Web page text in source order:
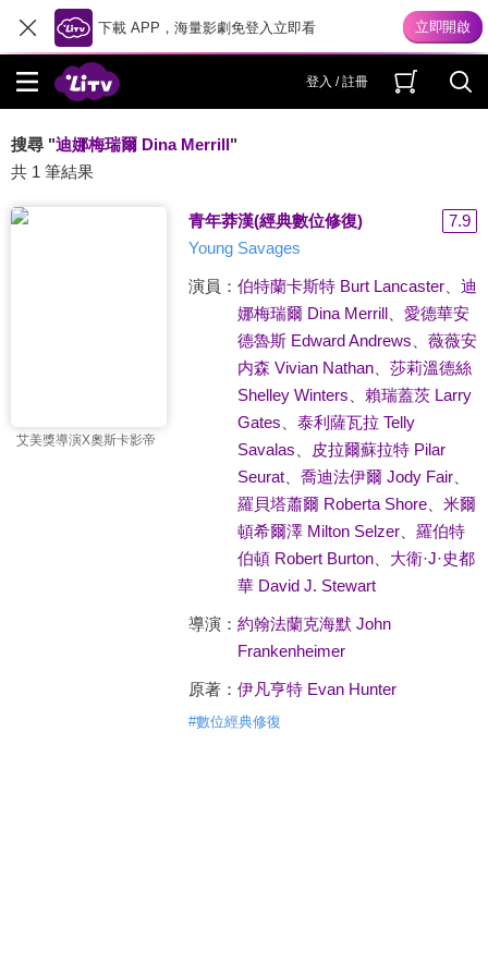
下載 APP，海量影劇免登入立即看
登入 / 註冊
搜尋 "迪娜梅瑞爾 Dina Merrill"
共 1 筆結果
艾美獎導演X奧斯卡影帝
青年莽漢(經典數位修復)
7.9
Young Savages
演員： 伯特蘭卡斯特 Burt Lancaster、 迪
娜梅瑞爾 Dina Merrill、 愛德華安
德魯斯 Edward Andrews
薇薇安
内森 Vivian Nathan、 莎莉溫德絲
Shelley Winters
賴瑞蓋茨 Larry
Gates
泰利薩瓦拉 Telly
Savalas
皮拉爾蘇拉特 Pilar
Seurat、 喬迪法伊爾 Jody Fair、
羅貝塔蕭爾 Roberta Shore、 米爾
頓希爾澤 Milton Selzer、 羅伯特
伯頓 Robert Burton、 大衛·J·史都
華 David J. Stewart
導演： 約翰法蘭克海默 John
Frankenheimer
原著： 伊凡亨特 Evan Hunter
#數位經典修復